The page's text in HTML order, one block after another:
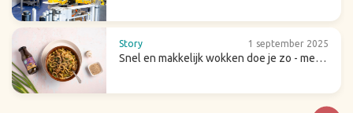
Story 1 september 2025
Snel en makkelijk wokken doe je zo - met